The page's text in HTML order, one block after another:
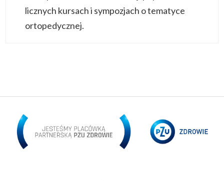
licznych kursach i sympozjach o tematyce
ortopedycznej.